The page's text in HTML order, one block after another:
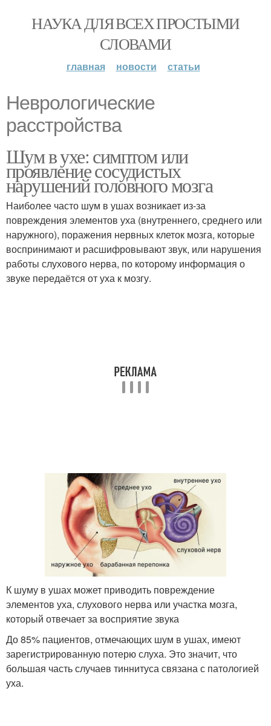
НАУКА ДЛЯ ВСЕХ ПРОСТЫМИ
СЛОВАМИ
главная новости статьи
Неврологические
расстройства
Шум в ухе: симптом или
проявление сосудистых
нарушений головного мозга
Наиболее часто шум в ушах возникает из-за
повреждения элементов уха (внутреннего, среднего или
наружного), поражения нервных клеток мозга, которые
воспринимают и расшифровывают звук, или нарушения
работы слухового нерва, по которому информация о
звуке передаётся от уха к мозгу.
К шуму в ушах может приводить повреждение
элементов уха, слухового нерва или участка мозга,
который отвечает за восприятие звука
До 85% пациентов, отмечающих шум в ушах, имеют
зарегистрированную потерю слуха. Это значит, что
большая часть случаев тиннитуса связана с патологией
уха.